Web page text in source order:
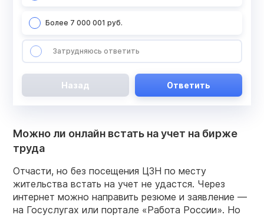
Более 7 000 001 руб.
Затрудняюсь ответить
Назад Ответить
Можно ли онлайн встать на учет на бирже
труда
Отчасти, но без посещения ЦЗН по месту
жительства встать на учет не удастся. Через
интернет можно направить резюме и заявление —
на Госуслугах или портале «Работа России». Но